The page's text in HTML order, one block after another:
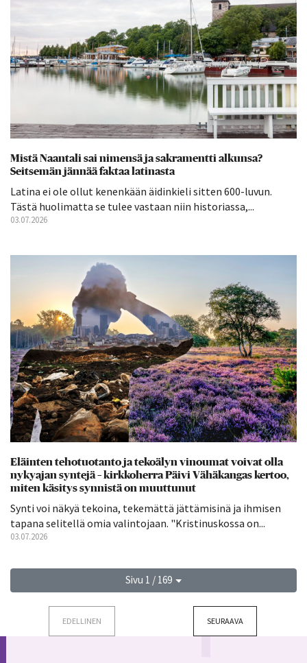
Mistä Naantali sai nimensä ja sakramentti alkunsa?
Seitsemän jännää faktaa latinasta
Latina ei ole ollut kenenkään äidinkieli sitten 600-luvun.
Tästä huolimatta se tulee vastaan niin historiassa,...
03.07.2026
Eläinten tehotuotanto ja tekoälyn vinoumat voivat olla
nykyajan syntejä – kirkkoherra Päivi Vähäkangas kertoo,
miten käsitys synnistä on muuttunut
Synti voi näkyä tekoina, tekemättä jättämisinä ja ihmisen
tapana selitellä omia valintojaan. "Kristinuskossa on...
03.07.2026
Sivu 1 / 169
EDELLINEN SEURAAVA